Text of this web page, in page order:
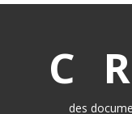
des